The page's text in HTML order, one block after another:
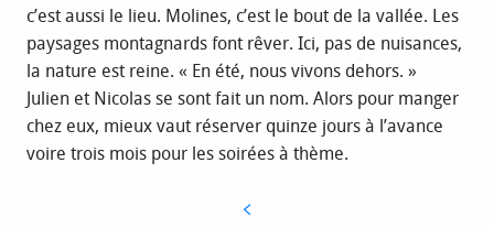
c’est aussi le lieu. Molines, c’est le bout de la vallée. Les
paysages montagnards font rêver. Ici, pas de nuisances,
la nature est reine. « En été, nous vivons dehors. »
Julien et Nicolas se sont fait un nom. Alors pour manger
chez eux, mieux vaut réserver quinze jours à l’avance
voire trois mois pour les soirées à thème.